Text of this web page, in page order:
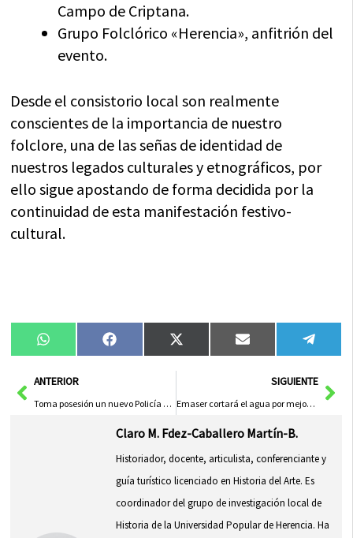
Campo de Criptana.
Grupo Folclórico «Herencia», anfitrión del
evento.
Desde el consistorio local son realmente
conscientes de la importancia de nuestro
folclore, una de las señas de identidad de
nuestros legados culturales y etnográficos, por
ello sigue apostando de forma decidida por la
continuidad de esta manifestación festivo-
cultural.
Compartir
en
WhatsAppCompartir
en
FacebookCompartir
en
X
(Twitter)
Compartir
en
Email
en
AntANTERIOR
Toma posesión un nuevo Policía Local en Herencia
SIGUIENTE
Emaser cortará el agua por mejoras en algunas calles el 2 de agosto
Claro M. Fdez-Caballero Martín-B.
Historiador, docente, articulista, conferenciante y
guía turístico licenciado en Historia del Arte. Es
coordinador del grupo de investigación local de
Historia de la Universidad Popular de Herencia. Ha